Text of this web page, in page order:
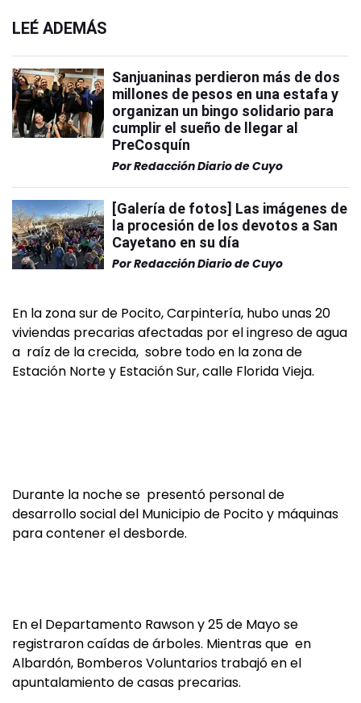
LEÉ ADEMÁS
Sanjuaninas perdieron más de dos
millones de pesos en una estafa y
organizan un bingo solidario para
cumplir el sueño de llegar al
PreCosquín
PorRedacción Diario de Cuyo
[Galería de fotos] Las imágenes de
la procesión de los devotos a San
Cayetano en su día
PorRedacción Diario de Cuyo
En la zona sur de Pocito, Carpintería, hubo unas 20
viviendas precarias afectadas por el ingreso de agua
a raíz de la crecida, sobre todo en la zona de
Estación Norte y Estación Sur, calle Florida Vieja.
Durante la noche se presentó personal de
desarrollo social del Municipio de Pocito y máquinas
para contener el desborde.
En el Departamento Rawson y 25 de Mayo se
registraron caídas de árboles. Mientras que en
Albardón, Bomberos Voluntarios trabajó en el
apuntalamiento de casas precarias.